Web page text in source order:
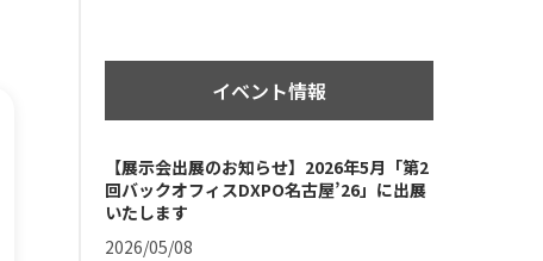
イベント情報
【展示会出展のお知らせ】2026年5月「第2
回バックオフィスDXPO名古屋’26」に出展
いたします
2026/05/08